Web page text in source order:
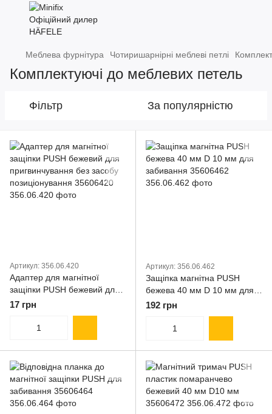
Меблева фурнітура Чотиришарнірні меблеві петлі
Комплектуючі до меблевих петель
Фільтр За популярністю
Артикул: 356.06.420
Адаптер для магнітної
защіпки PUSH бежевий для
пригвинчування без засобу
позиціонування 35606420
17 грн
Артикул: 356.06.462
Защіпка магнітна PUSH
бежева 40 мм D 10 мм для
забивання 35606462
192 грн